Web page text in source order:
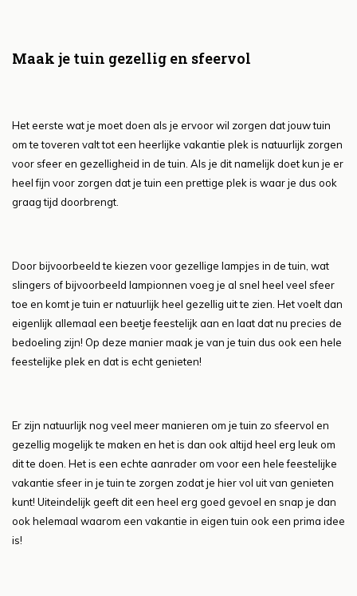
Maak je tuin gezellig en sfeervol
Het eerste wat je moet doen als je ervoor wil zorgen dat jouw tuin
om te toveren valt tot een heerlijke vakantie plek is natuurlijk zorgen
voor sfeer en gezelligheid in de tuin. Als je dit namelijk doet kun je er
heel fijn voor zorgen dat je tuin een prettige plek is waar je dus ook
graag tijd doorbrengt.
Door bijvoorbeeld te kiezen voor gezellige lampjes in de tuin, wat
slingers of bijvoorbeeld lampionnen voeg je al snel heel veel sfeer
toe en komt je tuin er natuurlijk heel gezellig uit te zien. Het voelt dan
eigenlijk allemaal een beetje feestelijk aan en laat dat nu precies de
bedoeling zijn! Op deze manier maak je van je tuin dus ook een hele
feestelijke plek en dat is echt genieten!
Er zijn natuurlijk nog veel meer manieren om je tuin zo sfeervol en
gezellig mogelijk te maken en het is dan ook altijd heel erg leuk om
dit te doen. Het is een echte aanrader om voor een hele feestelijke
vakantie sfeer in je tuin te zorgen zodat je hier vol uit van genieten
kunt! Uiteindelijk geeft dit een heel erg goed gevoel en snap je dan
ook helemaal waarom een vakantie in eigen tuin ook een prima idee
is!